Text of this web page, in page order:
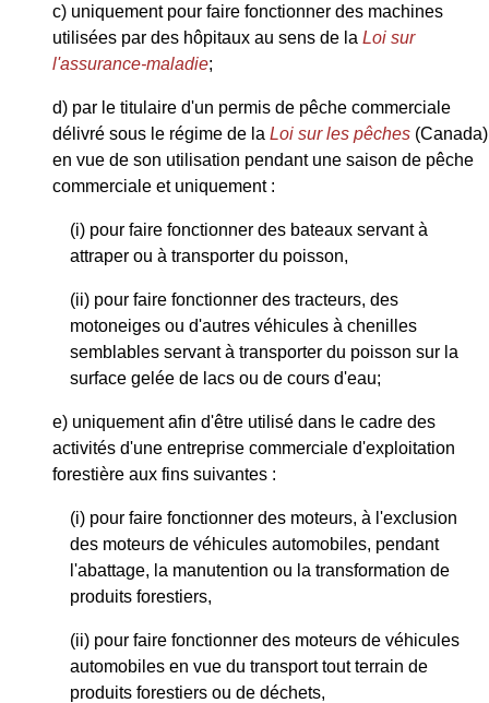
c) uniquement pour faire fonctionner des machines
utilisées par des hôpitaux au sens de la Loi sur
l'assurance-maladie;
d) par le titulaire d'un permis de pêche commerciale
délivré sous le régime de la Loi sur les pêches (Canada)
en vue de son utilisation pendant une saison de pêche
commerciale et uniquement :
(i) pour faire fonctionner des bateaux servant à
attraper ou à transporter du poisson,
(ii) pour faire fonctionner des tracteurs, des
motoneiges ou d'autres véhicules à chenilles
semblables servant à transporter du poisson sur la
surface gelée de lacs ou de cours d'eau;
e) uniquement afin d'être utilisé dans le cadre des
activités d'une entreprise commerciale d'exploitation
forestière aux fins suivantes :
(i) pour faire fonctionner des moteurs, à l'exclusion
des moteurs de véhicules automobiles, pendant
l'abattage, la manutention ou la transformation de
produits forestiers,
(ii) pour faire fonctionner des moteurs de véhicules
automobiles en vue du transport tout terrain de
produits forestiers ou de déchets,